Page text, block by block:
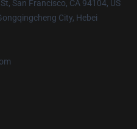
San Francisco, CA 94104, US
City, Hebei